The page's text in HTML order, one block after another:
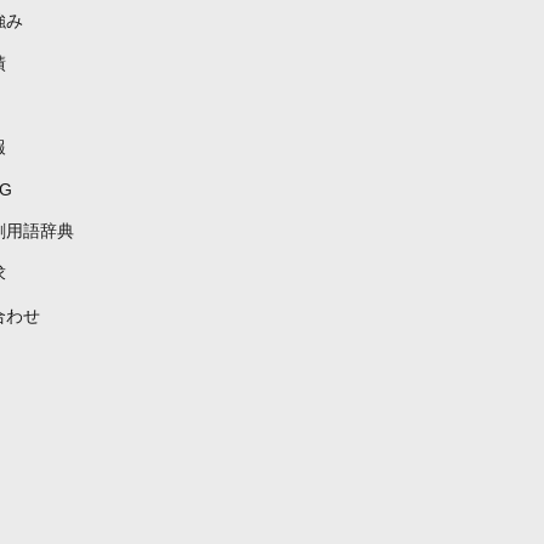
み
用語辞典
わせ